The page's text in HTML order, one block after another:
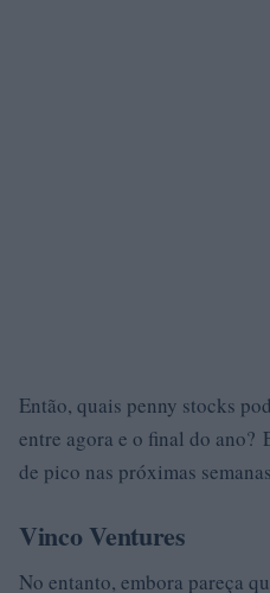
Então, quais penny stocks
entre agora e o final do ano?
de pico nas próximas
Vinco Ventures
No entanto, embora pareça